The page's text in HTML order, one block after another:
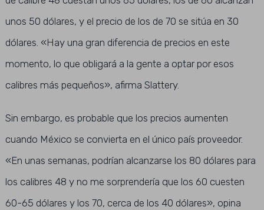
unos 50 dólares, y el precio de los de 70 se sitúa en 30
dólares. «Hay una gran diferencia de precios en este
momento, lo que obligará a la gente a optar por esos
calibres más pequeños», afirma Slattery.
Sin embargo, es probable que los precios aumenten
cuando México se convierta en el único país proveedor.
«En unas semanas, podrían alcanzarse los 80 dólares para
los calibres 48 y no me sorprendería que los 60 cuesten
60-65 dólares y los 70, cerca de los 40 dólares», opina